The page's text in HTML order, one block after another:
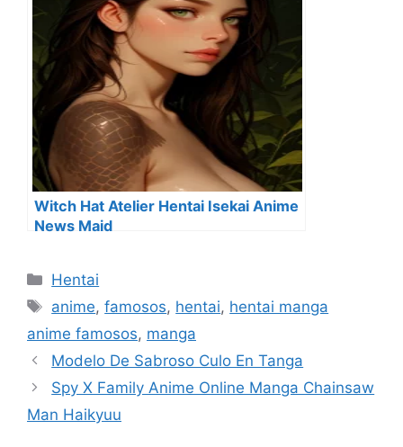
Witch Hat Atelier Hentai Isekai Anime
News Maid
Categorías
Hentai
Etiquetas
anime,famosos, hentai, hentai manga
anime famosos, manga
Modelo De Sabroso Culo En Tanga
Spy X Family Anime Online Manga Chainsaw
Man Haikyuu